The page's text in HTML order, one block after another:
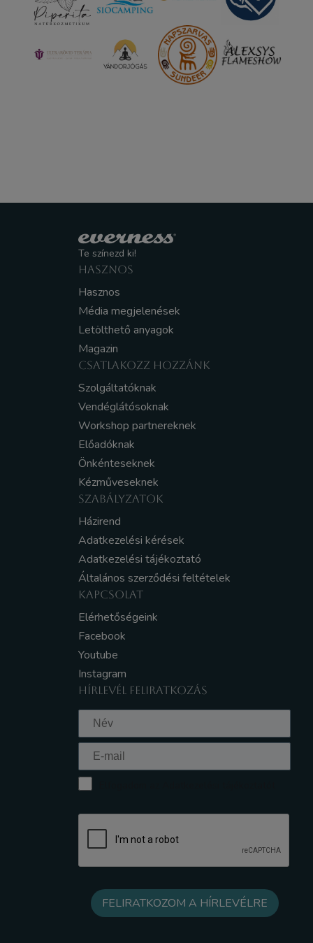
Te színezd ki!
HASZNOS
Hasznos
Média megjelenések
Letölthető anyagok
Magazin
CSATLAKOZZ HOZZÁNK
Szolgáltatóknak
Vendéglátósoknak
Workshop partnereknek
Előadóknak
Önkénteseknek
Kézműveseknek
SZABÁLYZATOK
Házirend
Adatkezelési kérések
Adatkezelési tájékoztató
Általános szerződési feltételek
KAPCSOLAT
Elérhetőségeink
Facebook
Youtube
Instagram
HÍRLEVÉL FELIRATKOZÁS